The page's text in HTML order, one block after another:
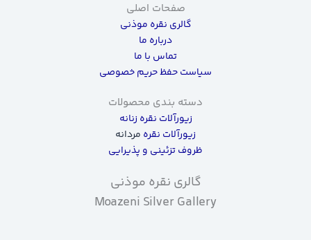
صفحات اصلی
گالری نقره موذنی
درباره ما
تماس با ما
سیاست حفظ حریم خصوصی
دسته بندی محصولات
زیورآلات نقره زنانه
زیورآلات نقره مردانه
ظروف تزئینی و پذیرایی
گالری نقره موذنی
Moazeni Silver Gallery